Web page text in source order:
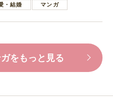
・結婚
マンガ
をもっと見る